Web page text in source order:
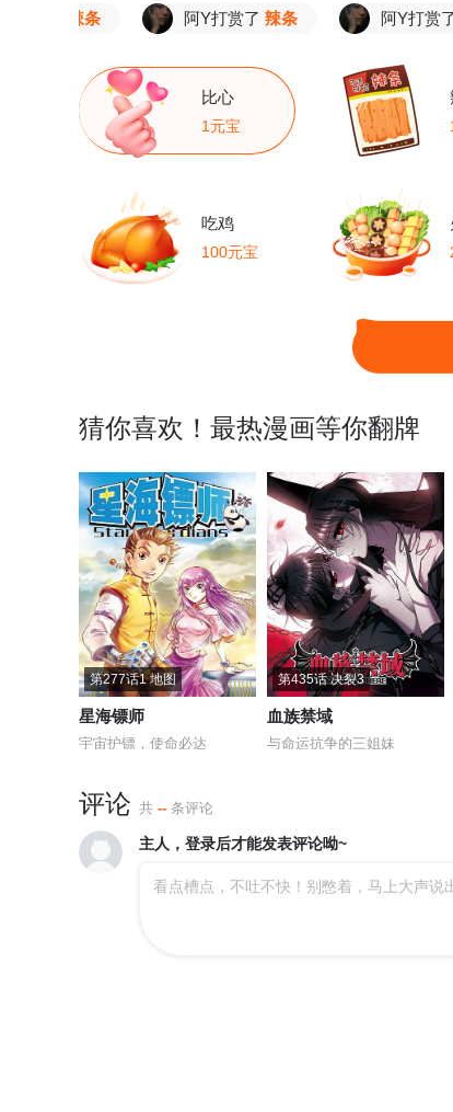
第54话 令人不安的生意 第55话 急速营救
第59话 同学会 第60话 富家千金与穷小子
第64话 解围 第65话 弄巧成拙
第69话 沈佳雯，我来了！ 第70话 乌鸦嘴预言
第74话 欢迎来到“花店” 第75话 暴风雨前的宁静
第85话 西郊霸主
第89话 诱导作战计划 第90话 蛮族入侵
阿Y打赏了辣条 阿Y打赏了辣条
比心
1元宝
吃鸡
100元宝
猜你喜欢！最热漫画等你翻牌
第277话1 地图
星海镖师
宇宙护镖，使命必达
第435话 决裂3
血族禁域
与命运抗争的三姐妹
评论 共 -- 条评论
主人，登录后才能发表评论呦~
看点槽点，不吐不快！别憋着，马上大声说